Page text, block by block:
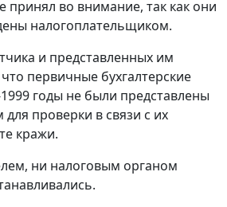
принял во внимание, так как они
налогоплательщиком.
и представленных им
первичные бухгалтерские
годы не были представлены
проверки в связи с их
кражи.
ни налоговым органом